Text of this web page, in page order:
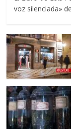
voz silenciada»